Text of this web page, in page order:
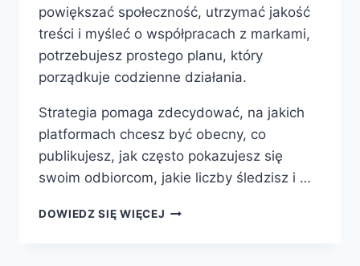
powiększać społeczność, utrzymać jakość
treści i myśleć o współpracach z markami,
potrzebujesz prostego planu, który
porządkuje codzienne działania.
Strategia pomaga zdecydować, na jakich
platformach chcesz być obecny, co
publikujesz, jak często pokazujesz się
swoim odbiorcom, jakie liczby śledzisz i …
DOWIEDZ SIĘ WIĘCEJ STRATEGIA